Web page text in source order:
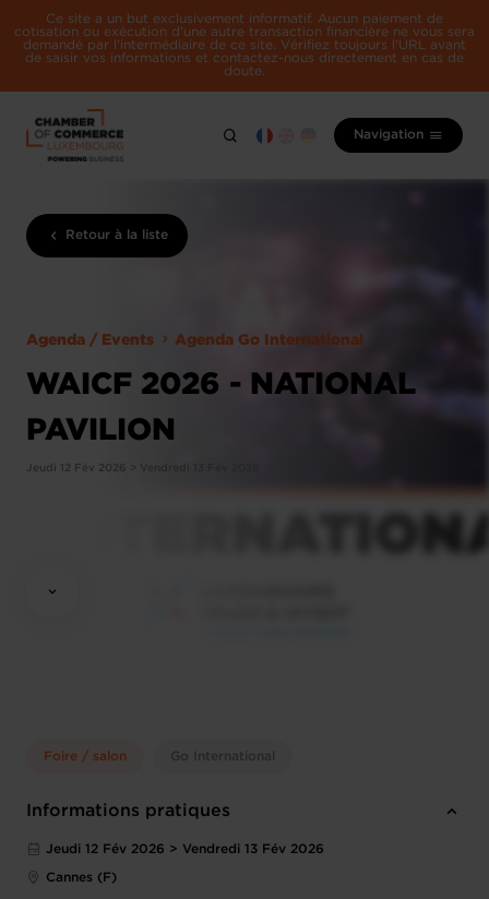
Ce site a un but exclusivement informatif. Aucun paiement de
cotisation ou exécution d'une autre transaction financière ne vous sera
demandé par l'intermédiaire de ce site. Vérifiez toujours l'URL avant
de saisir vos informations et contactez-nous directement en cas de
doute.
Navigation
Retour à la liste
Agenda / Events Agenda Go International
WAICF 2026 - NATIONAL
PAVILION
Jeudi 12 Fév 2026 > Vendredi 13 Fév 2026
Foire / salon Go International
Informations pratiques
Jeudi 12 Fév 2026 > Vendredi 13 Fév 2026
Cannes (F)